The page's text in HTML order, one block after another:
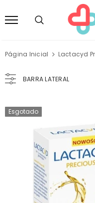
Página Inicial Lactacyd
BARRA LATERAL
Esgotado